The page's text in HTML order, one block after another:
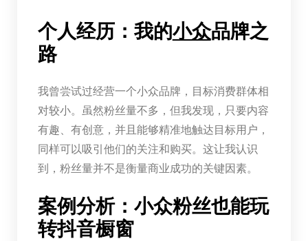
个人经历：我的小众品牌之
路
我曾尝试过经营一个小众品牌，目标消费群体相
对较小。虽然粉丝量不多，但我发现，只要内容
有趣、有创意，并且能够精准地触达目标用户，
同样可以吸引他们的关注和购买。这让我认识
到，粉丝量并不是衡量商业成功的关键因素。
案例分析：小众粉丝也能玩
转抖音橱窗